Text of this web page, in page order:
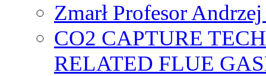
Zmarł Profesor
CO2 CAPTURE
RELATED FLUE